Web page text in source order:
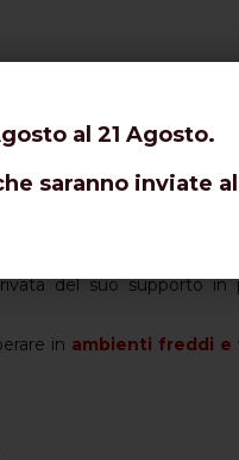
e
contro la base del
del suo supporto in
in ambienti freddi e
al 21 Agosto.
saranno inviate